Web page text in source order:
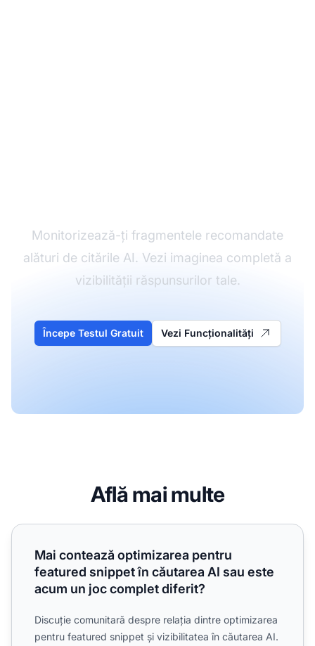
Monitorizează-ți fragmentele recomandate
alături de citările AI. Vezi imaginea completă a
vizibilității răspunsurilor tale.
Începe Testul Gratuit Vezi Funcționalități
Află mai multe
Mai contează optimizarea pentru featured snippet în
Mai contează optimizarea pentru
featured snippet în căutarea AI sau este
acum un joc complet diferit?
Discuție comunitară despre relația dintre optimizarea
pentru featured snippet și vizibilitatea în căutarea AI.